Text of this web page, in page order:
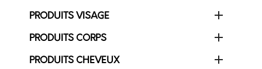
PRODUITS VISAGE 
PRODUITS CORPS 
PRODUITS CHEVEUX 